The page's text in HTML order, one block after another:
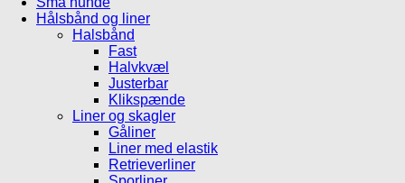
Hålsbånd og liner
Halsbånd
Fast
Halvkvæl
Justerbar
Klikspænde
Liner og skagler
Gåliner
Liner med elastik
Retrieverliner